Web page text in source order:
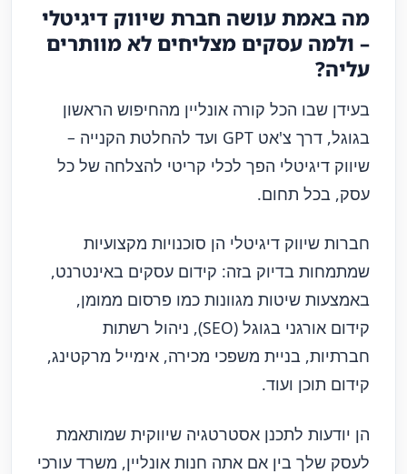
מה באמת עושה חברת שיווק דיגיטלי
– ולמה עסקים מצליחים לא מוותרים
עליה?
בעידן שבו הכל קורה אונליין מהחיפוש הראשון
בגוגל, דרך צ'אט GPT ועד להחלטת הקנייה –
שיווק דיגיטלי הפך לכלי קריטי להצלחה של כל
עסק, בכל תחום.
חברות שיווק דיגיטלי הן סוכנויות מקצועיות
שמתמחות בדיוק בזה: קידום עסקים באינטרנט,
באמצעות שיטות מגוונות כמו פרסום ממומן,
קידום אורגני בגוגל (SEO), ניהול רשתות
חברתיות, בניית משפכי מכירה, אימייל מרקטינג,
קידום תוכן ועוד.
הן יודעות לתכנן אסטרטגיה שיווקית שמותאמת
לעסק שלך בין אם אתה חנות אונליין, משרד עורכי